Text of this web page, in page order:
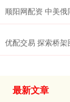
顺阳网配资 中美俄
优配交易 探索桥
最新文章